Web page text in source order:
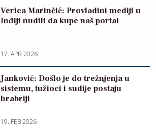
Verica Marinčić: Provladini mediji u
Inđiji nudili da kupe naš portal
17. APR 2026
Janković: Došlo je do trežnjenja u
sistemu, tužioci i sudije postaju
hrabriji
19. FEB 2026